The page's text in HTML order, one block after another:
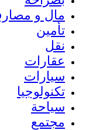
مال و
تأمين
نقل
عقارات
سيارات
تكنولوجيا
سياحة
مجتمع